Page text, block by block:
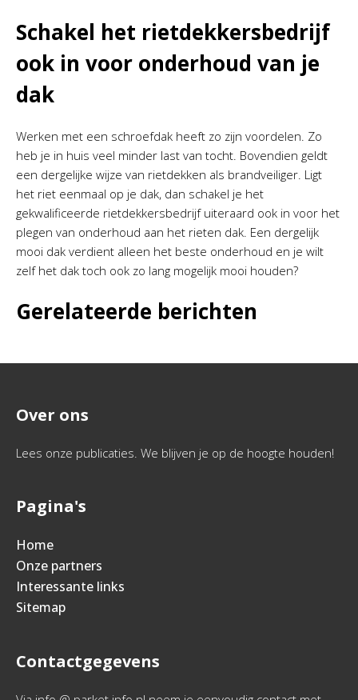
Schakel het rietdekkersbedrijf
ook in voor onderhoud van je
dak
Werken met een schroefdak heeft zo zijn voordelen. Zo
heb je in huis veel minder last van tocht. Bovendien geldt
een dergelijke wijze van rietdekken als brandveiliger. Ligt
het riet eenmaal op je dak, dan schakel je het
gekwalificeerde rietdekkersbedrijf uiteraard ook in voor het
plegen van onderhoud aan het rieten dak. Een dergelijk
mooi dak verdient alleen het beste onderhoud en je wilt
zelf het dak toch ook zo lang mogelijk mooi houden?
Gerelateerde berichten
Over ons
Lees onze publicaties. We blijven je op de hoogte houden!
Pagina's
Home
Onze partners
Interessante links
Sitemap
Contactgegevens